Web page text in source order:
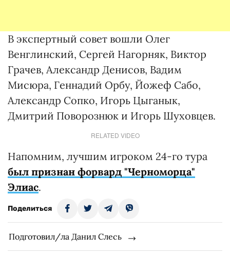
В экспертный совет вошли Олег
Венглинский, Сергей Нагорняк, Виктор
Грачев, Александр Денисов, Вадим
Мисюра, Геннадий Орбу, Йожеф Сабо,
Александр Сопко, Игорь Цыганык,
Дмитрий Поворознюк и Игорь Шуховцев.
RELATED VIDEO
Напомним, лучшим игроком 24-го тура
был признан форвард "Черноморца"
Элиас.
Поделиться
Подготовил/ла Данил Слесь